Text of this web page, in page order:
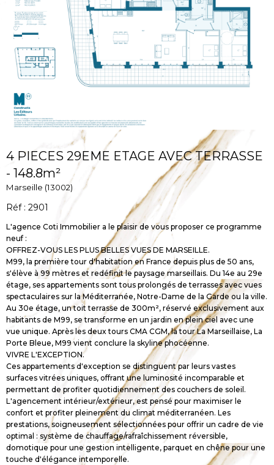
4 PIECES 29EME ETAGE AVEC TERRASSE
- 148.8m²
Marseille (13002)
Réf : 2901
L'agence Coti Immobilier a le plaisir de vous proposer ce programme
neuf :
OFFREZ-VOUS LES PLUS BELLES VUES DE MARSEILLE.
M99, la première tour d'habitation en France depuis plus de 50 ans,
s'élève à 99 mètres et redéfinit le paysage marseillais. Du 14e au 29e
étage, ses appartements sont tous prolongés de terrasses avec vues
spectaculaires sur la Méditerranée, Notre-Dame de la Garde ou la ville.
Au 30e étage, un toit terrasse de 300m², réservé exclusivement aux
habitants de M99, se transforme en un jardin en plein ciel avec une
vue unique. Après les deux tours CMA CGM, la tour La Marseillaise, La
Porte Bleue, M99 vient conclure la skyline phocéenne.
VIVRE L'EXCEPTION.
Ces appartements d'exception se distinguent par leurs vastes
surfaces vitrées uniques, offrant une luminosité incomparable et
permettant de profiter quotidiennement des couchers de soleil.
L'agencement intérieur/extérieur, est pensé pour maximiser le
confort et profiter pleinement du climat méditerranéen. Les
prestations, soigneusement sélectionnées pour offrir un cadre de vie
optimal : système de chauffage/rafraîchissement réversible,
domotique pour une gestion intelligente, parquet en chêne pour une
touche d'élégance intemporelle.